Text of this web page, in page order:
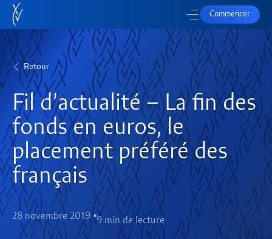
Commencer
Retour
Fil d’actualité – La fin des
fonds en euros, le
placement préféré des
français
28 novembre 2019 9 min de lecture